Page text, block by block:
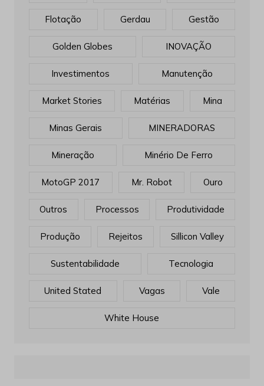
Flotação Gerdau Gestão
Golden Globes INOVAÇÃO
Investimentos Manutenção
Market Stories Matérias Mina
Minas Gerais MINERADORAS
Mineração Minério De Ferro
MotoGP 2017 Mr. Robot Ouro
Outros Processos Produtividade
Produção Rejeitos Sillicon Valley
Sustentabilidade Tecnologia
United Stated Vagas Vale
White House